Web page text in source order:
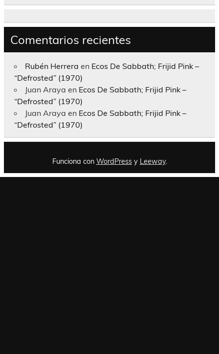
Comentarios recientes
Rubén Herrera en Ecos De Sabbath; Frijid Pink –
“Defrosted” (1970)
Juan Araya en Ecos De Sabbath; Frijid Pink –
“Defrosted” (1970)
Juan Araya en Ecos De Sabbath; Frijid Pink –
“Defrosted” (1970)
Funciona con WordPressy Leeway.